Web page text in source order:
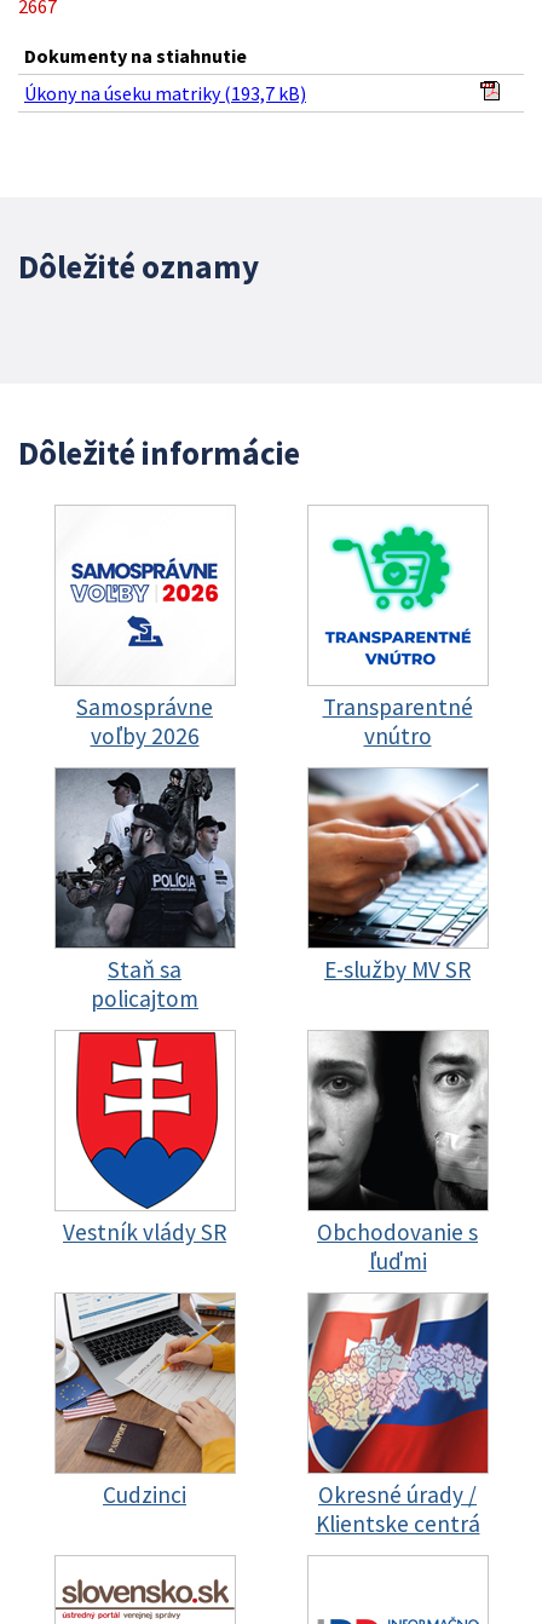
2667
Dokumenty na stiahnutie
Úkony na úseku matriky (193,7 kB)
Dôležité oznamy
Dôležité informácie
Samosprávne
voľby 2026
Transparentné
vnútro
Staň sa
policajtom
E-služby MV SR
Vestník vlády SR
Obchodovanie s
ľuďmi
Cudzinci
Okresné úrady /
Klientske centrá